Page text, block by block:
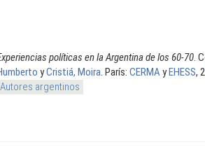
políticas en la Argentina de los 60-70 .
yCristiá, Moira . París: CERMA yEHESS,
Autores argentinos